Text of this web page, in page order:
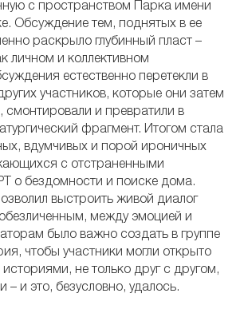
с пространством Парка имени
Обсуждение тем, поднятых в ее
раскрыло глубинный пласт –
личном и коллективном
естественно перетекли в
участников, которые они затем
смонтировали и превратили в
фрагмент. Итогом стала
вдумчивых и порой ироничных
с отстраненными
о бездомности и поиске дома.
выстроить живой диалог
между эмоцией и
было важно создать в группе
чтобы участники могли открыто
не только друг с другом,
– и это, безусловно, удалось.